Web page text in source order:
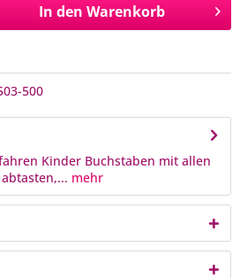
In den Warenkorb
500
Kinder Buchstaben mit allen
mehr